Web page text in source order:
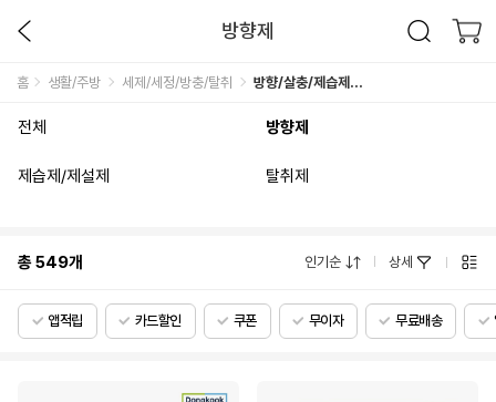
방향제
홈 생활/주방 세제/세정/방충/탈취 방향/살충/제습제/방향제
전체 방향제
제습제/제설제 탈취제
총549개 인기순 상세
앱적립 카드할인 쿠폰 무이자 무료배송